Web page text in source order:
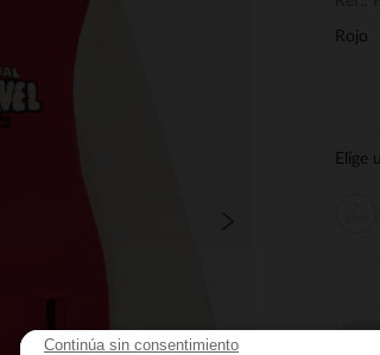
Continúa sin consentimiento
Rojo
Elige